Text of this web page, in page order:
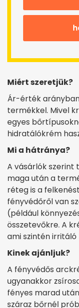
Miért szeretjük?
Ár-érték
termékkel. Mivel
egyes
hidratálókrém
Mi a hátránya?
A vásárlók szerint
maga után a
réteg is a
fényvédőről van
(például
összetevőkre. A
ami szintén irritáló
Kinek ajánljuk?
A fényvédős
ugyanakkor
fényes marad
száraz bőrnél